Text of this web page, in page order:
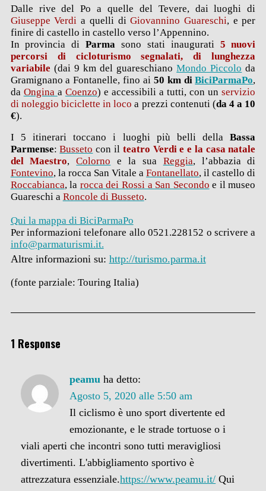
Dalle rive del Po a quelle del Tevere, dai luoghi di
Giuseppe Verdi a quelli diGiovannino Guareschi, e per
finire di castello in castello verso l’Appennino.
In provincia diParmasono stati inaugurati 5 nuovi
percorsi di cicloturismo segnalati, di lunghezza
variabile (dai 9 km del guareschianoMondo Piccolo da
Gramignano a Fontanelle, fino ai 50 km diBiciParmaPo,
da Ongina a Coenzo) e accessibili a tutti, con unservizio
di noleggio biciclette in loco a prezzi contenuti (da 4 a 10
€).
I 5 itinerari toccano i luoghi più belli dellaBassa
Parmense:Busseto con il teatro Verdi e e la casa natale
del Maestro,Colorno e la sua Reggia, l’abbazia di
Fontevino, la rocca San Vitale aFontanellato, il castello di
Roccabianca, la rocca dei Rossi a San Secondo e il museo
Guareschi a Roncole di Busseto.
Qui la mappa di BiciParmaPo
Per informazioni telefonare allo 0521.228152 o scrivere a
info@parmaturismi.it.
Altre informazioni su: http://turismo.parma.it
(fonte parziale: Touring Italia)
1 Response
peamu ha detto:
Agosto 5, 2020 alle 5:50 am
Il ciclismo è uno sport divertente ed
emozionante, e le strade tortuose o i
viali aperti che incontri sono tutti meravigliosi
divertimenti. L'abbigliamento sportivo è
attrezzatura essenziale.https://www.peamu.it/ Qui